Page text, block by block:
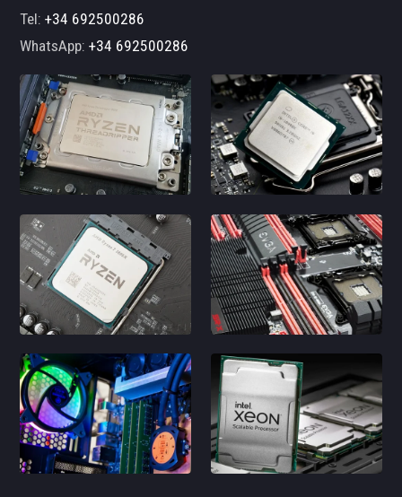
Tel:+34 692500286
WhatsApp:+34 692500286